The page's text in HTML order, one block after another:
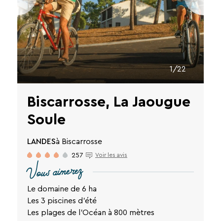
1/22
Biscarrosse, La Jaougue
Soule
LANDESà Biscarrosse
257 Voir les avis
Vous aimerez
Le domaine de 6 ha
Les 3 piscines d'été
Les plages de l'Océan à 800 mètres
liens
de
désinscription
ou
en
écrivant
à
contact-
vacances.com.
Plus
d’info
notre
de
confidentialité
sur
la
page
mentions
légales